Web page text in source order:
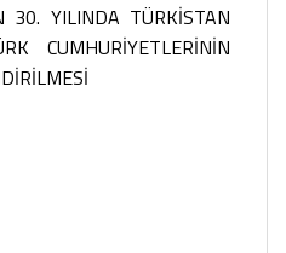
30. YILINDA TÜRKİSTAN
CUMHURİYETLERİNİN